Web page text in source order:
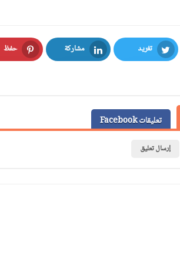
تغريد
Twitter
مشاركة
LinkedIn
حفظ
تعليقات Facebook
إرسال تعليق